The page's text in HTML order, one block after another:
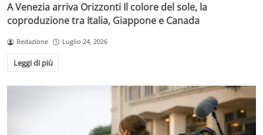
A Venezia arriva Orizzonti Il colore del sole, la
coproduzione tra Italia, Giappone e Canada
Redazione Luglio 24, 2026
Leggi di più